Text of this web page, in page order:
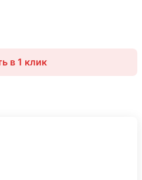
в 1 клик